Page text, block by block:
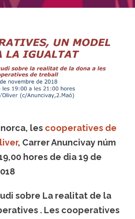
les cooperatives de
, Carrer Anuncivay núm
hores de dia 19 de
sobre La realitat de la
. Les cooperatives